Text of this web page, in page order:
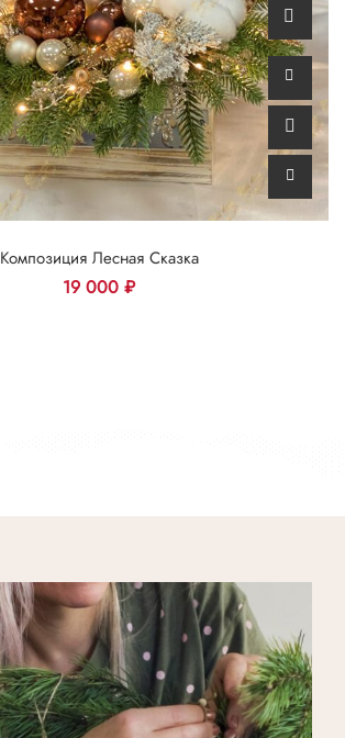
Композиция Лесная Сказка
19 000 ₽